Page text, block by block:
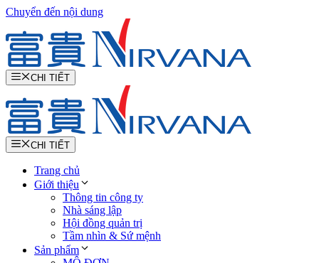
Chuyển đến nội dung
CHI TIẾT
CHI TIẾT
Trang chủ
Giới thiệu
Thông tin công ty
Nhà sáng lập
Hội đồng quản trị
Tầm nhìn & Sứ mệnh
Sản phẩm